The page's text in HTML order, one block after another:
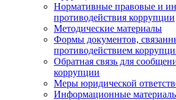
Нормативные правовые и
противодействия коррупции
Методические материалы
Формы документов,
противодействием
Обратная связь для
коррупции
Меры юридической
Информационные